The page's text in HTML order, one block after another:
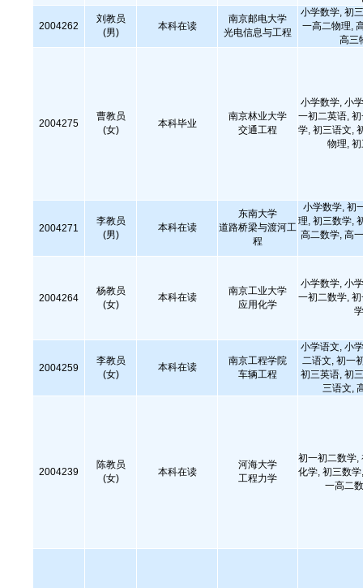
2004262
刘教员
(男)
本科在读
南京邮电大学
光电信息与工程
小学数学, 初
一高二物理,
高三
2004275
曹教员
(女)
本科毕业
南京林业大学
交通工程
小学数学, 小
一初二英语,
学, 初三语文,
物理,
2004271
李教员
(男)
本科在读
东南大学
道路桥梁与渡河工
程
小学数学, 初
理, 初三数学,
高二数学, 高
2004264
杨教员
(女)
本科在读
南京工业大学
应用化学
小学数学, 小
一初二数学,
2004259
李教员
(女)
本科在读
南京工程学院
车辆工程
小学语文, 小
二语文, 初一
初三英语, 初
三语文,
2004239
陈教员
(女)
本科在读
河海大学
工程力学
初一初二数学,
化学, 初三数
一高二